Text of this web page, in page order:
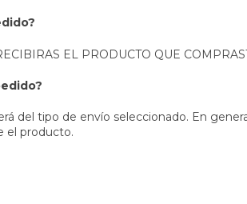
EL PRODUCTO QUE
del tipo de envío seleccionado. En
el producto.